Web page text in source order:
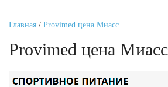
Главная / Provimed цена Миасс
Provimed цена Миасс